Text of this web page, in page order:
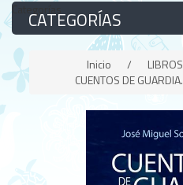
Categorías
Inicio /
CUENTOS DE